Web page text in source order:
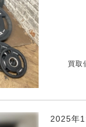
買取
2025年